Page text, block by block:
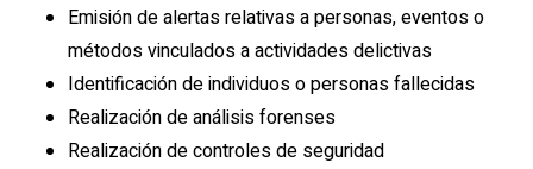
Emisión de alertas relativas a personas, eventos o
métodos vinculados a actividades delictivas
Identificación de individuos o personas fallecidas
Realización de análisis forenses
Realización de controles de seguridad